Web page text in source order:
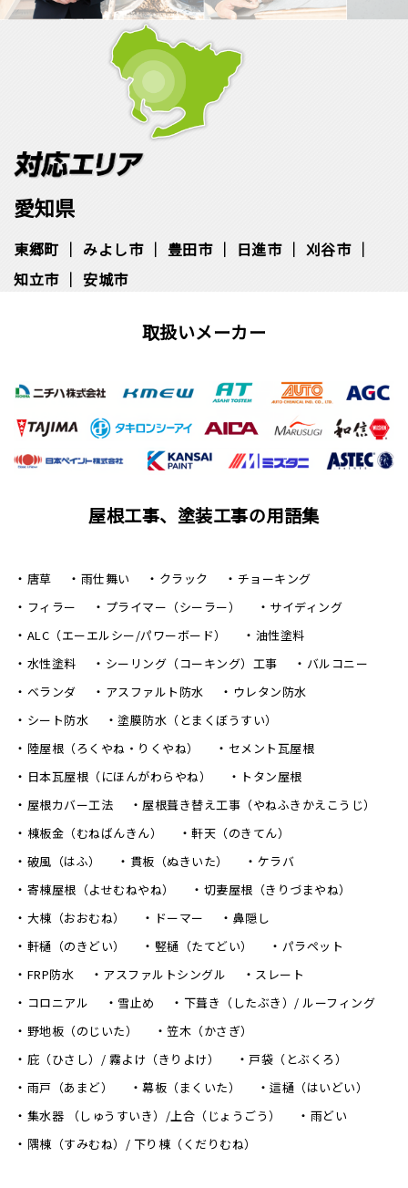
愛知県
東郷町 みよし市 豊田市 日進市
刈谷市
知立市
安城市
取扱いメーカー
屋根工事、塗装工事の用語集
唐草 雨仕舞い クラック
チョーキング
フィラー
プライマー（シーラー）
サイディング
ALC（エーエルシー/パワーボード）
油性塗料
水性塗料
シーリング（コーキング）工事
バルコニー
ベランダ
アスファルト防水
ウレタン防水
シート防水
塗膜防水（とまくぼうすい）
陸屋根（ろくやね・りくやね）
セメント瓦屋根
日本瓦屋根（にほんがわらやね）
トタン屋根
屋根カバー工法
屋根葺き替え工事（やねふきかえこうじ）
棟板金（むねばんきん）
軒天（のきてん）
破風（はふ）
貫板（ぬきいた）
ケラバ
寄棟屋根（よせむねやね）
切妻屋根（きりづまやね）
大棟（おおむね）
ドーマー
鼻隠し
軒樋（のきどい）
竪樋（たてどい）
パラペット
FRP防水
アスファルトシングル
スレート
コロニアル
雪止め
下葺き（したぶき）/ ルーフィング
野地板（のじいた）
笠木（かさぎ）
庇（ひさし）/ 霧よけ（きりよけ）
戸袋（とぶくろ）
雨戸（あまど）
幕板（まくいた）
這樋（はいどい）
集水器 （しゅうすいき）/上合（じょうごう）
雨どい
隅棟（すみむね）/ 下り棟（くだりむね）